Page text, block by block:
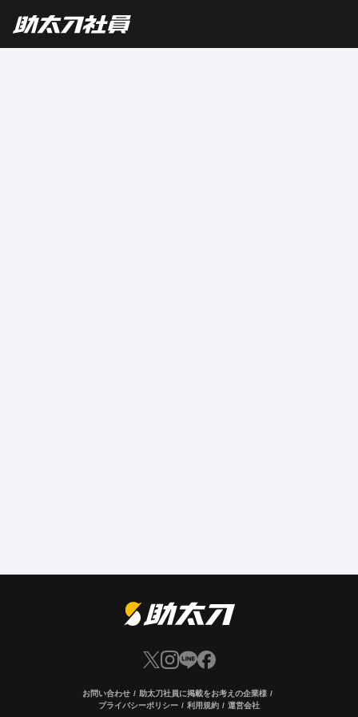
お問い合わせ
助太刀社員に掲載をお考えの企業様
プライバシーポリシー
利用規約 運営会社